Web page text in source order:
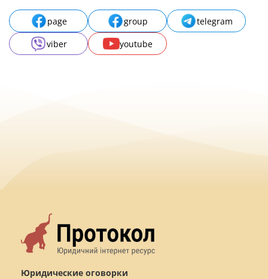
page group
telegram
viber
youtube
Юридические оговорки